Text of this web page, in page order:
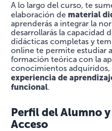
A lo largo del curso, te
elaboración de material
aprenderás a integrar la
desarrollarás la capacidad
didácticas completas y
online te permite estudiar
formación teórica con la
conocimientos adquiridos,
experiencia de
funcional.
Perfil del Alumno
Acceso